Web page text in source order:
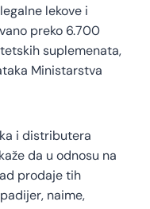
lekove i
preko 6.700
suplemenata,
Ministarstva
i distributera
kaže da u odnosu na
prodaje tih
naime,